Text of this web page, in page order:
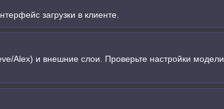
загрузки в клиенте.
Alex) и внешние слои. Проверьте настройки модели